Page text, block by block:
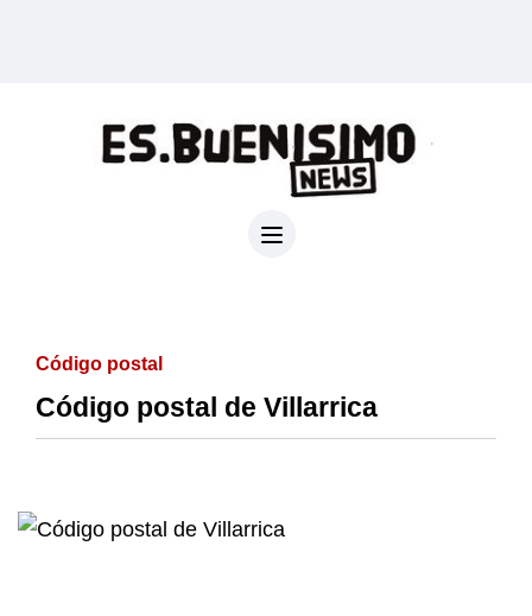
Código postal
Código postal de Villarrica